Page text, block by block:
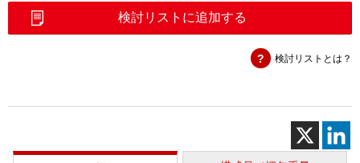
テ
個
検討リストに追加する
検討リストとは？